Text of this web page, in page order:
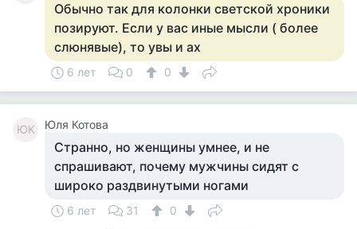
Обычно так для колонки светской хроники
позируют. Если у вас иные мысли ( более
слюнявые), то увы и ах
6 лет 0 0
ЮК Юля Котова
Странно, но женщины умнее, и не
спрашивают, почему мужчины сидят с
широко раздвинутыми ногами
6 лет 31
0